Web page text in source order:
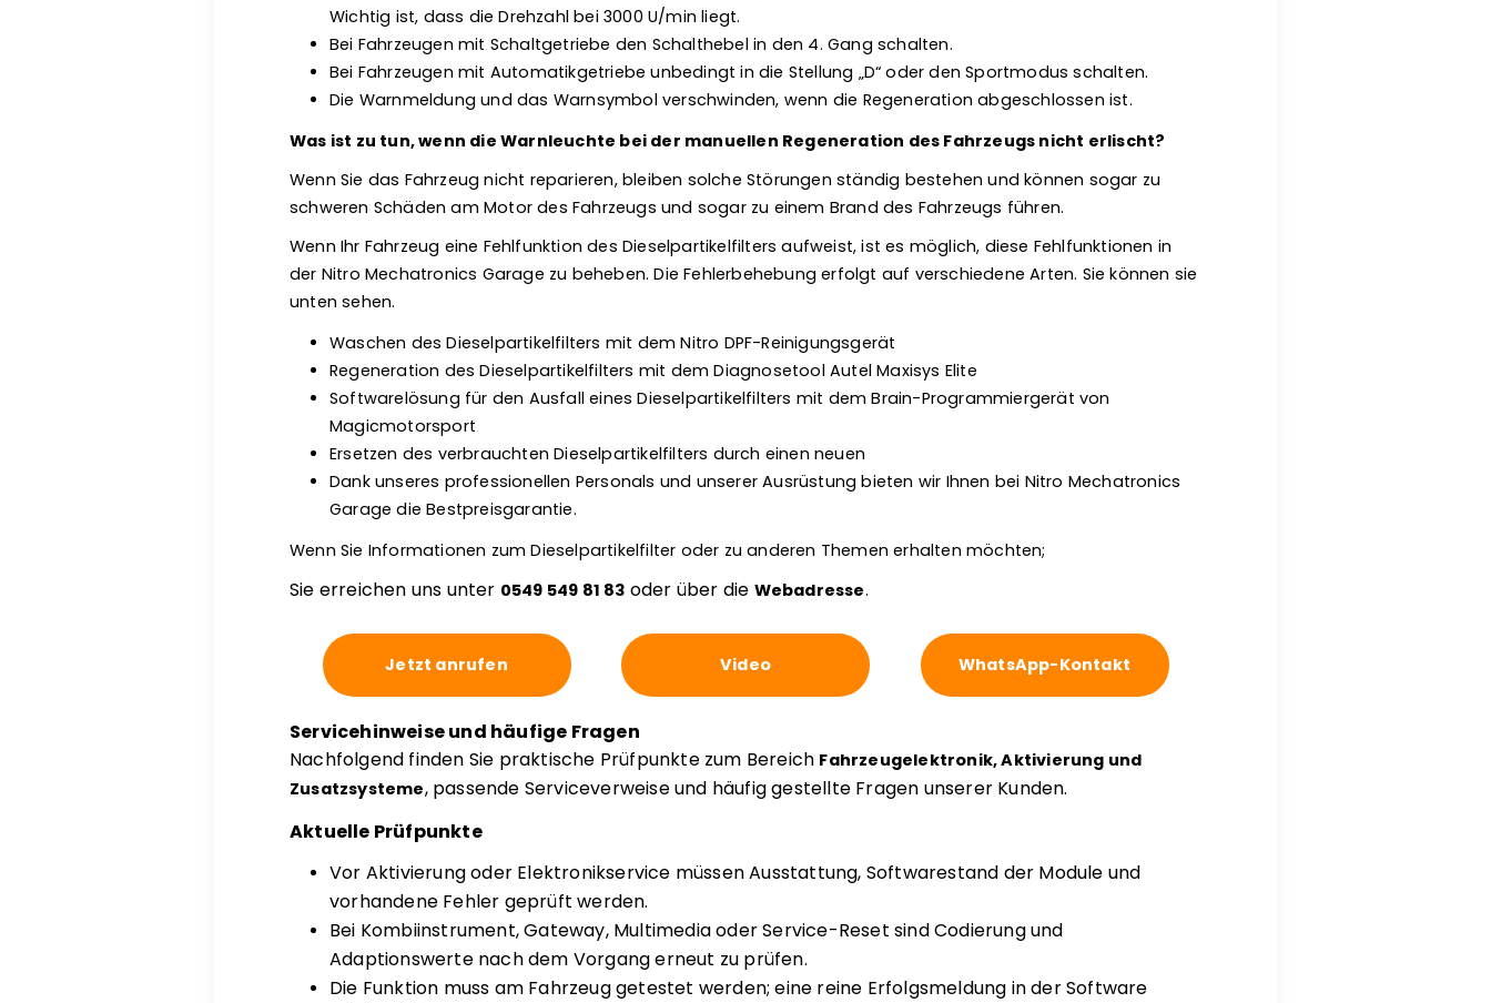
Wichtig ist, dass die Drehzahl bei 3000 U/min liegt.
Bei Fahrzeugen mit Schaltgetriebe den Schalthebel in den 4. Gang schalten.
Bei Fahrzeugen mit Automatikgetriebe unbedingt in die Stellung „D“ oder den Sportmodus schalten.
Die Warnmeldung und das Warnsymbol verschwinden, wenn die Regeneration abgeschlossen ist.
Was ist zu tun, wenn die Warnleuchte bei der manuellen Regeneration des Fahrzeugs nicht erlischt?
Wenn Sie das Fahrzeug nicht reparieren, bleiben solche Störungen ständig bestehen und können sogar zu
schweren Schäden am Motor des Fahrzeugs und sogar zu einem Brand des Fahrzeugs führen.
Wenn Ihr Fahrzeug eine Fehlfunktion des Dieselpartikelfilters aufweist, ist es möglich, diese Fehlfunktionen in
der Nitro Mechatronics Garage zu beheben. Die Fehlerbehebung erfolgt auf verschiedene Arten. Sie können sie
unten sehen.
Waschen des Dieselpartikelfilters mit dem Nitro DPF-Reinigungsgerät
Regeneration des Dieselpartikelfilters mit dem Diagnosetool Autel Maxisys Elite
Softwarelösung für den Ausfall eines Dieselpartikelfilters mit dem Brain-Programmiergerät von
Magicmotorsport
Ersetzen des verbrauchten Dieselpartikelfilters durch einen neuen
Dank unseres professionellen Personals und unserer Ausrüstung bieten wir Ihnen bei Nitro Mechatronics
Garage die Bestpreisgarantie.
Wenn Sie Informationen zum Dieselpartikelfilter oder zu anderen Themen erhalten möchten;
Sie erreichen uns unter 0549 549 81 83 oder über die Webadresse.
Jetzt anrufen Video WhatsApp-Kontakt
Servicehinweise und häufige Fragen
Nachfolgend finden Sie praktische Prüfpunkte zum Bereich Fahrzeugelektronik, Aktivierung und
Zusatzsysteme, passende Serviceverweise und häufig gestellte Fragen unserer Kunden.
Aktuelle Prüfpunkte
Vor Aktivierung oder Elektronikservice müssen Ausstattung, Softwarestand der Module und
vorhandene Fehler geprüft werden.
Bei Kombiinstrument, Gateway, Multimedia oder Service-Reset sind Codierung und
Adaptionswerte nach dem Vorgang erneut zu prüfen.
Die Funktion muss am Fahrzeug getestet werden; eine reine Erfolgsmeldung in der Software